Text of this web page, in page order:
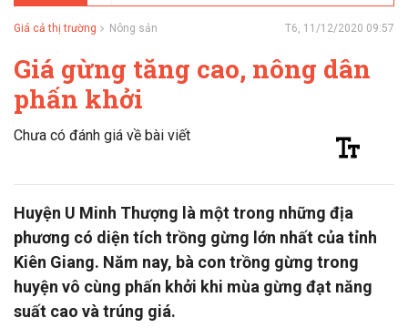
Giá cả thị trường Nông sản T6, 11/12/2020 09:57
Giá gừng tăng cao, nông dân
phấn khởi
Chưa có đánh giá về bài viết
Huyện U Minh Thượng là một trong những địa
phương có diện tích trồng gừng lớn nhất của tỉnh
Kiên Giang. Năm nay, bà con trồng gừng trong
huyện vô cùng phấn khởi khi mùa gừng đạt năng
suất cao và trúng giá.